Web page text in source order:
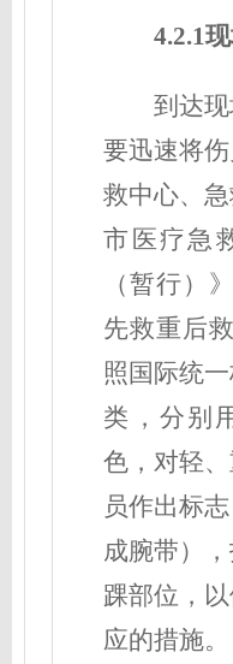
4.2.1
到达
要迅速将
救中心、
市医疗急
（暂行）
先救重后
照国际统
类，分别
色，对轻
员作出标
成腕带）
踝部位，
应的措施。